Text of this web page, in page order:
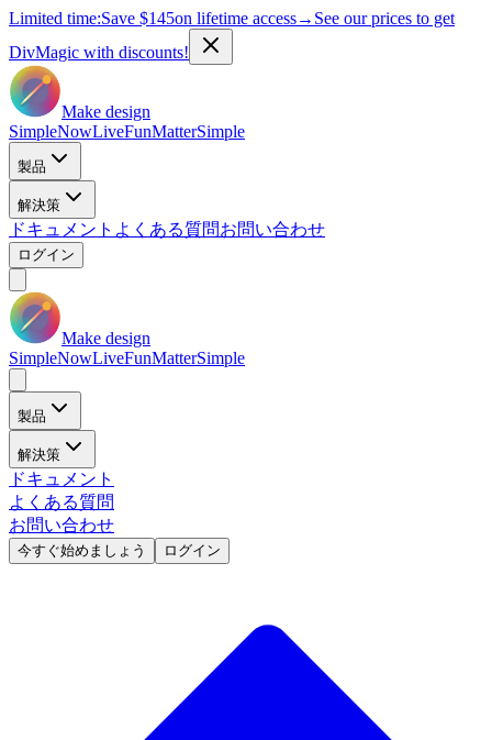
Limited time:Save $145on lifetime access→ See our prices to get
DivMagic with discounts!
Make design
SimpleNowLiveFunMatterSimple
製品
解決策
ドキュメント よくある質問お問い合わせ
ログイン
Make design
SimpleNowLiveFunMatterSimple
製品
解決策
ドキュメント
よくある質問
お問い合わせ
今すぐ始めましょう ログイン